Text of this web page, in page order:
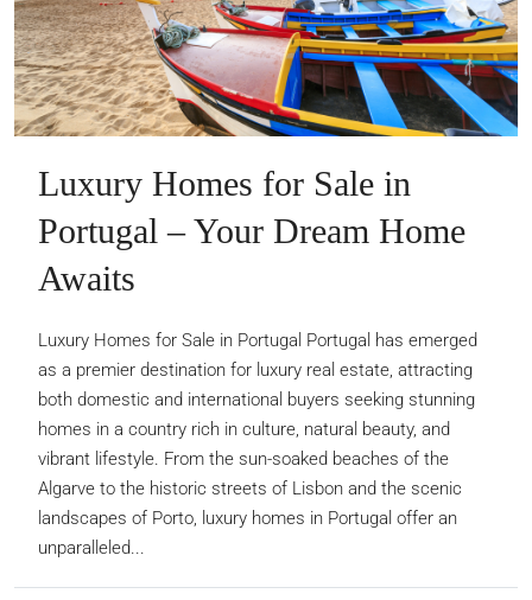
Luxury Homes for Sale in
Portugal – Your Dream Home
Awaits
Luxury Homes for Sale in Portugal Portugal has emerged
as a premier destination for luxury real estate, attracting
both domestic and international buyers seeking stunning
homes in a country rich in culture, natural beauty, and
vibrant lifestyle. From the sun-soaked beaches of the
Algarve to the historic streets of Lisbon and the scenic
landscapes of Porto, luxury homes in Portugal offer an
unparalleled...